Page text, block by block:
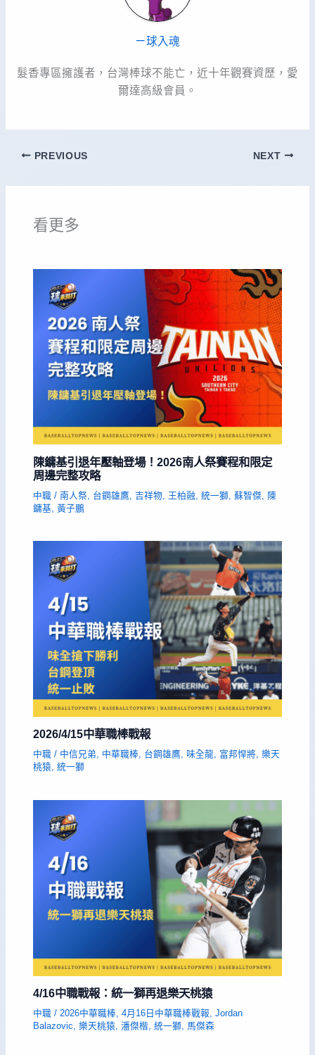
ㄧ球入魂
髮香專區擁護者，台灣棒球不能亡，近十年觀賽資歷，愛
爾達高級會員。
PREVIOUS NEXT
看更多
陳鏞基引退年壓軸登場！2026南人祭賽程和限定
周邊完整攻略
中職 /南人祭 台鋼雄鷹 ,吉祥物 王柏融 ,統一獅 ,蘇智傑 陳
鏞基 ,黃子鵬
2026/4/15中華職棒戰報
中職 / 中信兄弟, 中華職棒, 台鋼雄鷹, 味全龍, 富邦悍將,樂天
桃猿,統一獅
4/16中職戰報：統一獅再退樂天桃猿
中職 /2026中華職棒,4月16日中華職棒戰報,Jordan
Balazovic,樂天桃猿,潘傑楷,統一獅, 馬傑森